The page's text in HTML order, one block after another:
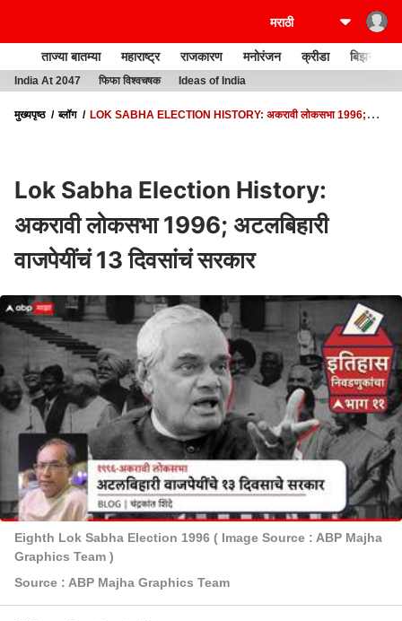
ताज्या बातम्या महाराष्ट्र राजकारण मनोरंजन क्रीडा बिझनेस
India At 2047 फिफा विश्वचषक Ideas of India
मुख्यपृष्ठ ब्लॉग
LOK SABHA ELECTION HISTORY: अकरावी लोकसभा 1996;
Lok Sabha Election History:
अकरावी लोकसभा 1996; अटलबिहारी
वाजपेयींचं 13 दिवसांचं सरकार
Eighth Lok Sabha Election 1996 ( Image Source : ABP Majha
Graphics Team )
Source : ABP Majha Graphics Team